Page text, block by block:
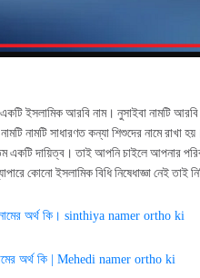
একটি ইসলামিক আরবি নাম। নুসাইবা নামটি
নামটি সাধারণত কন্যা শিশুদের নামে
একটি দায়িত্ব। তাই আপনি চাইলে আপনার
কোনো ইসলামিক বিধি নিষেধাজ্ঞা নেই তাই
অর্থ কি। sinthiya namer ortho ki
অর্থ কি | Mehedi namer ortho ki